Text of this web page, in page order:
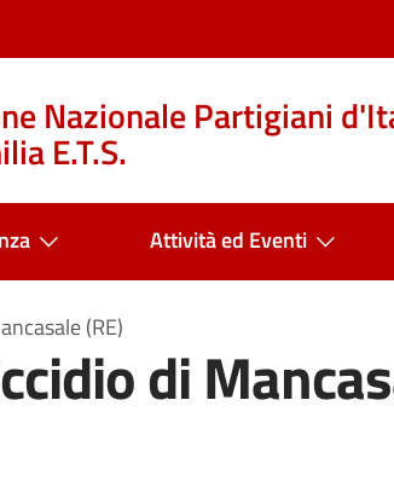
Nazionale Partigiani
E.T.S.
Attività ed Eventi
(RE)
di